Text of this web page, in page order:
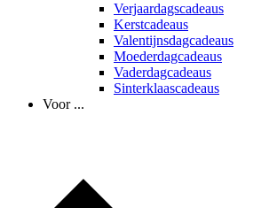
Verjaardagscadeaus
Kerstcadeaus
Valentijnsdagcadeaus
Moederdagcadeaus
Vaderdagcadeaus
Sinterklaascadeaus
Voor ...